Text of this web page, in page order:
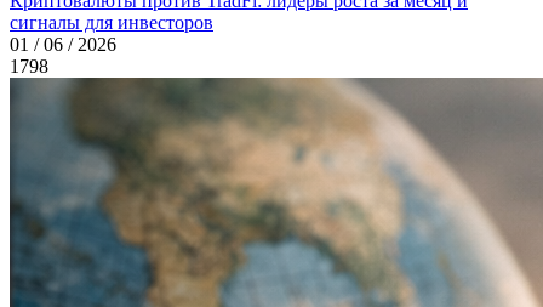
сигналы для инвесторов
01 / 06 / 2026
1798